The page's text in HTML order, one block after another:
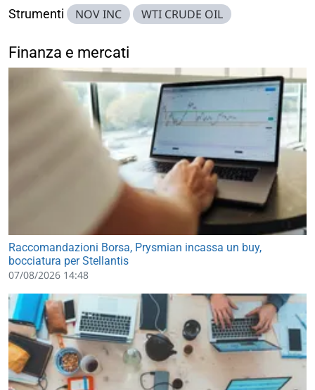
Strumenti NOV INC WTI CRUDE OIL
Finanza e mercati
Raccomandazioni Borsa, Prysmian incassa un buy,
bocciatura per Stellantis
07/08/2026 14:48